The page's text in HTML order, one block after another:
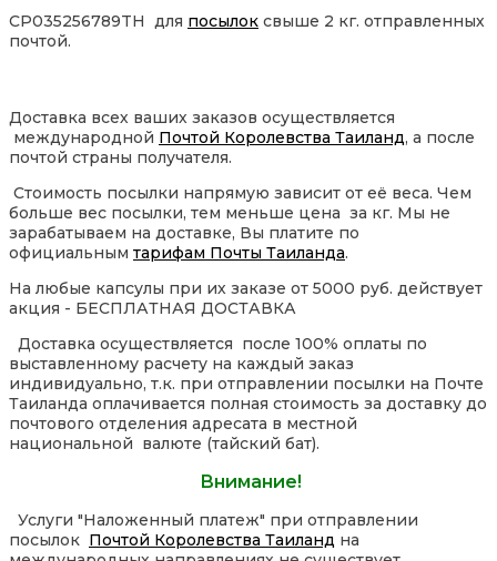
CP035256789TH для посылок свыше 2 кг. отправленных
почтой.
Доставка всех ваших заказов осуществляется
международной Почтой Королевства Таиланд, а после
почтой страны получателя.
Стоимость посылки напрямую зависит от её веса. Чем
больше вес посылки, тем меньше цена за кг. Мы не
зарабатываем на доставке, Вы платите по
официальным тарифам Почты Таиланда.
На любые капсулы при их заказе от 5000 руб. действует
акция - БЕСПЛАТНАЯ ДОСТАВКА
Доставка осуществляется после 100% оплаты по
выставленному расчету на каждый заказ
индивидуально, т.к. при отправлении посылки на Почте
Таиланда оплачивается полная стоимость за доставку до
почтового отделения адресата в местной
национальной валюте (тайский бат).
Внимание!
Услуги "Наложенный платеж" при отправлении
посылок Почтой Королевства Таиланд на